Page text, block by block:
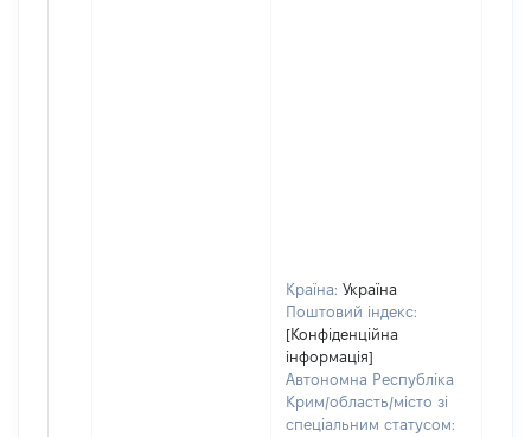
Країна: Україна
Поштовий індекс:
[Конфіденційна
інформація]
Автономна Республіка
Крим/область/місто зі
спеціальним статусом: